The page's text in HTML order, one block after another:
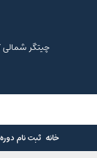
چیتگر شمالی کیلومتر ۱۴جاده
خانه ثبت نام